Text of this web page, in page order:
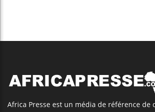
Africa Presse est un média de référence de